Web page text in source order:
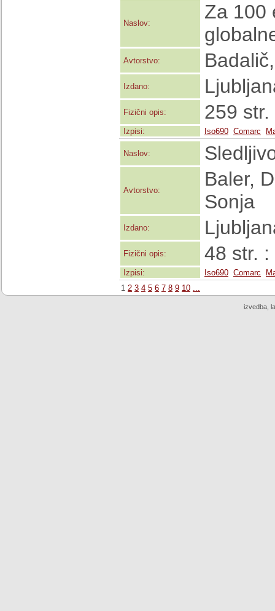
Naslov:
Za 100
Avtorstvo:
Izdano:
Fizični opis: 259
Izpisi: Iso690 Comarc
Naslov:
Avtorstvo:
Baler,
Sonja
Izdano:
Fizični opis: 48 str.
Izpisi: Iso690 Comarc
1 2 3 4 5 6 7 8 9 10 ...
izvedba,